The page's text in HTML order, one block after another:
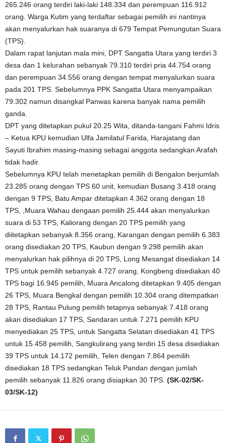
265.246 orang terdiri laki-laki 148.334 dan perempuan 116.912
orang. Warga Kutim yang terdaftar sebagai pemilih ini nantinya
akan menyalurkan hak suaranya di 679 Tempat Pemungutan Suara
(TPS).
Dalam rapat lanjutan mala mini, DPT Sangatta Utara yang terdiri 3
desa dan 1 kelurahan sebanyak 79.310 terdiri pria 44.754 orang
dan perempuan 34.556 orang dengan tempat menyalurkan suara
pada 201 TPS. Sebelumnya PPK Sangatta Utara menyampaikan
79.302 namun disangkal Panwas karena banyak nama pemilih
ganda.
DPT yang ditetapkan pukul 20.25 Wita, ditanda-tangani Fahmi Idris
– Ketua KPU kemudian Ulfa Jamilatul Farida, Harajatang dan
Sayuti Ibrahim masing-masing sebagai anggota sedangkan Arafah
tidak hadir.
Sebelumnya KPU telah menetapkan pemilih di Bengalon berjumlah
23.285 orang dengan TPS 60 unit, kemudian Busang 3.418 orang
dengan 9 TPS, Batu Ampar ditetapkan 4.362 orang dengan 18
TPS, ,Muara Wahau dengaan pemilih 25.444 akan menyalurkan
suara di 53 TPS, Kaliorang dengan 20 TPS pemilih yang
diitetapkan sebanyak 8.356 orang, Karangan dengan pemilih 6.383
orang disediakan 20 TPS, Kaubun dengan 9.298 pemilih akan
menyalurkan hak pilihnya di 20 TPS, Long Mesangat disediakan 14
TPS untuk pemilih sebanyak 4.727 orang, Kongbeng disediakan 40
TPS bagi 16.945 pemilih, Muara Ancalong ditetapkan 9.405 dengan
26 TPS, Muara Bengkal dengan pemilih 10.304 orang ditempatkan
28 TPS, Rantau Pulung pemilih tetapnya sebanyak 7.418 orang
akan disediakan 17 TPS, Sandaran untuk 7.271 pemilih KPU
menyediakan 25 TPS, untuk Sangatta Selatan disediakan 41 TPS
untuk 15.458 pemilih, Sangkulirang yang terdiri 15 desa disediakan
39 TPS untuk 14.172 pemilih, Telen dengan 7.864 pemilih
disediakan 18 TPS sedangkan Teluk Pandan dengan jumlah
pemilih sebanyak 11.826 orang disiapkan 30 TPS. (SK-02/SK-
03/SK-12)